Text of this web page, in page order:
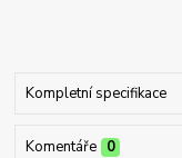
Kompletní specifikace
Komentáře 0